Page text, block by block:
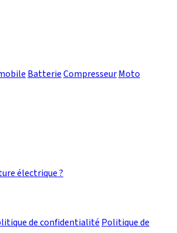
BatterieCompresseurMoto
électrique ?
de confidentialité Politique de